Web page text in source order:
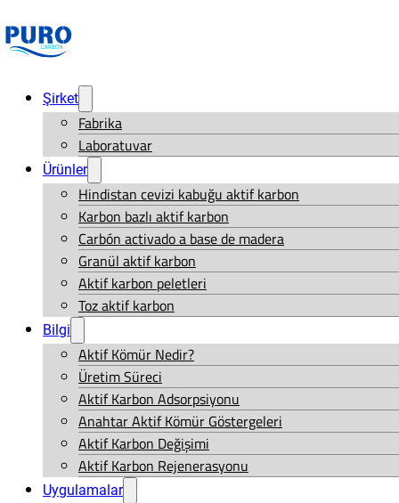
Şirket
Fabrika
Laboratuvar
Ürünler
Hindistan cevizi kabuğu aktif karbon
Karbon bazlı aktif karbon
Carbón activado a base de madera
Granül aktif karbon
Aktif karbon peletleri
Toz aktif karbon
Bilgi
Aktif Kömür Nedir?
Üretim Süreci
Aktif Karbon Adsorpsiyonu
Anahtar Aktif Kömür Göstergeleri
Aktif Karbon Değişimi
Aktif Karbon Rejenerasyonu
Uygulamalar